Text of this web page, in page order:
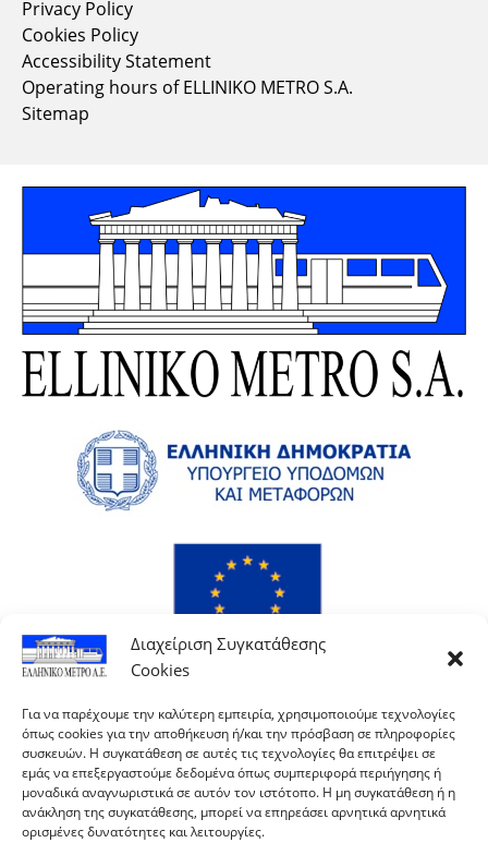
Διαχείριση Συγκατάθεσης
Cookies
Για να παρέχουμε την καλύτερη εμπειρία, χρησιμοποιούμε τεχνολογίες
όπως cookies για την αποθήκευση ή/και την πρόσβαση σε πληροφορίες
συσκευών. Η συγκατάθεση σε αυτές τις τεχνολογίες θα επιτρέψει σε
εμάς να επεξεργαστούμε δεδομένα όπως συμπεριφορά περιήγησης ή
μοναδικά αναγνωριστικά σε αυτόν τον ιστότοπο. Η μη συγκατάθεση ή η
ανάκληση της συγκατάθεσης, μπορεί να επηρεάσει αρνητικά αρνητικά
ορισμένες δυνατότητες και λειτουργίες.
Privacy Policy
Cookies Policy
Accessibility Statement
Operating hours of ELLINIKO METRO S.A.
Sitemap